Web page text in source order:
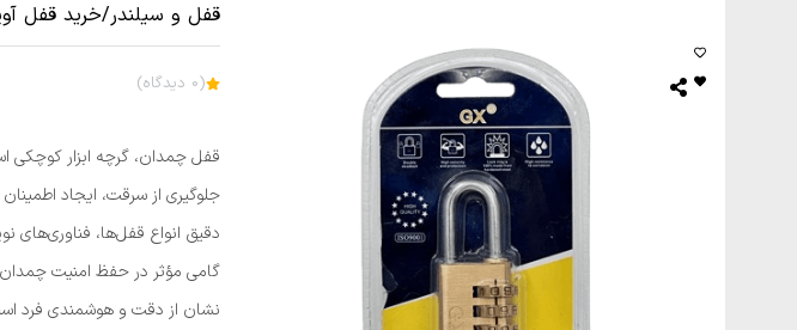
قفل و سیلندر/خرید قفل
(0 دیدگاه)
قفل چمدان، گرچه ابزار کوچکی
جلوگیری از سرقت، ایجاد
دقیق انواع قفل‌ها، فناوری‌های
گامی مؤثر در حفظ امنیت
نشان از دقت و هوشمندی فرد